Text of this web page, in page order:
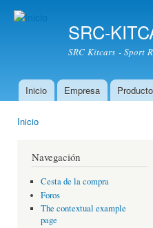
SRC-
SRC Kitcars - Sport
Menú principal
Inicio Empresa
Inicio
Navegación
Cesta de la compra
Foros
The contextual example
page